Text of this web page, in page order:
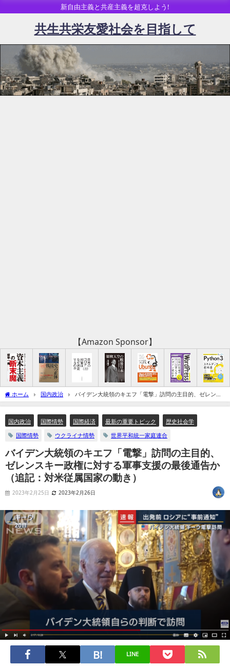
新自由主義と共産主義を超克しよう!
共生共栄友愛社会を目指して
【Amazon Sponsor】
ホーム 国内政治
バイデン大統領のキエフ「電撃」訪問の主目的、ゼレンス
キー政権に対する軍事支援の最後通告か（追記：対米従属国家の動き）
国内政治 国際情勢 国際経済 最新の重要トピック
歴史社会学
国際情勢
ウクライナ情勢 世界平和統一家庭連合
バイデン大統領のキエフ「電撃」訪問の主目的、
ゼレンスキー政権に対する軍事支援の最後通告か
（追記：対米従属国家の動き）
2023年2月25日 2023年2月26日
LINE